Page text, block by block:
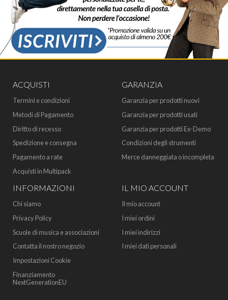
ACQUISTI
Termini e condizioni
Metodi di Pagamento
Diritto di recesso
Spedizione e consegna
Pagamento a rate
Acquisti in Multipack
GARANZIA
Garanzia per prodotti nuovi
Garanzia per prodotti usati
Garanzia per prodotti Ex-Demo
Condizioni degli strumenti
Merce danneggiata o incompleta
INFORMAZIONI
Chi siamo
Privacy Policy
Scuole di musica e associazioni
Contatta il nostro negozio
Impostazioni Cookie
Finanziamento
NextGenerationEU
IL MIO ACCOUNT
Il mio account
I miei ordini
I miei indirizzi
I miei dati personali